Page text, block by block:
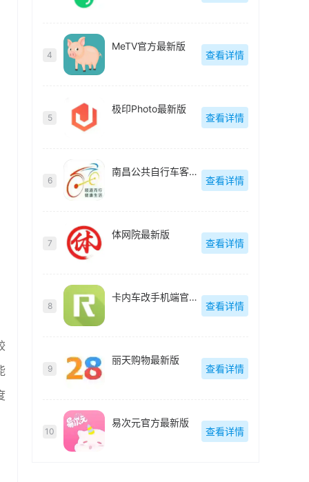
4
MeTV官方最新版
查看详情
5
极印Photo最新版
查看详情
6
南昌公共自行车客户端(洪城乐骑行)最新版
查看详情
7
体网院最新版
查看详情
8
卡内车改手机端官方最新版
查看详情
9
丽天购物最新版
查看详情
10
易次元官方最新版
查看详情